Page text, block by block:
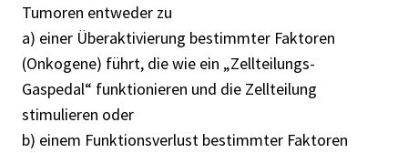
Tumoren entweder zu
a) einer Überaktivierung bestimmter Faktoren
(Onkogene) führt, die wie ein „Zellteilungs-
Gaspedal“ funktionieren und die Zellteilung
stimulieren oder
b) einem Funktionsverlust bestimmter Faktoren